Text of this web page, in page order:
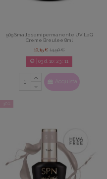
509 Smalto semipermanente UV LaQ
Creme Breulee 8ml
10,15 € 14,50 €
03d. 10: 23: 09
Acquista
-30%